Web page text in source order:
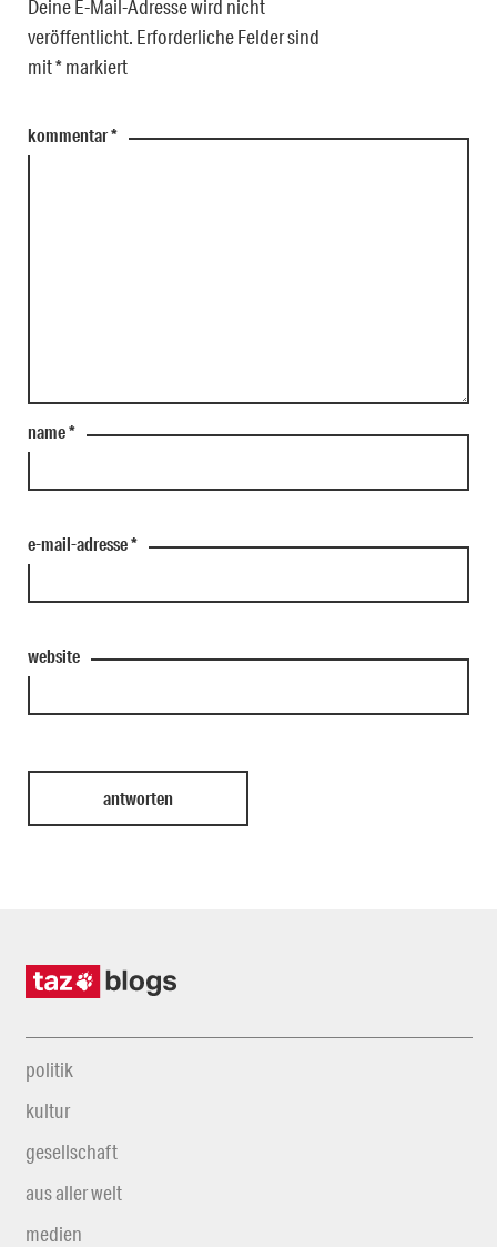
Deine E-Mail-Adresse wird nicht
veröffentlicht. Erforderliche Felder sind
mit*markiert
kommentar*
name*
e-mail-adresse*
website
politik
kultur
gesellschaft
aus aller welt
medien